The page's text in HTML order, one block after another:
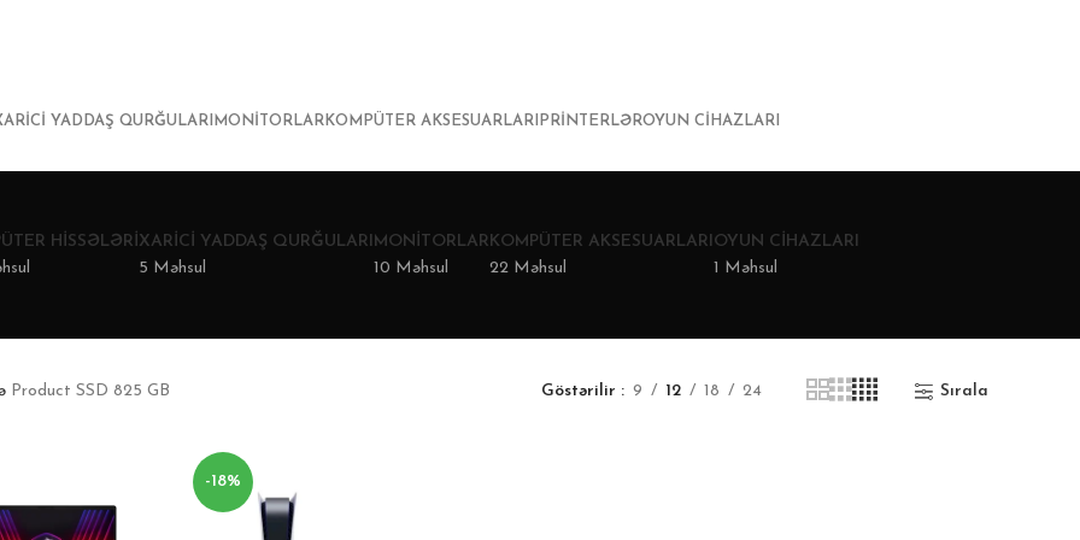
YADDAŞ QURĞULARI MONITORLAR KOMPÜTER AKSESUARLARI PRINTERLƏROYUN CIHAZLARI
HISSƏLƏRIXARICI YADDAŞ QURĞULARI
5 Məhsul
MONITORLAR
10 Məhsul
KOMPÜTER AKSESUARLARI
22 Məhsul
OYUN CIHAZLARI
1 Məhsul
Product SSD 825 GB Göstərilir 9 12 18 24 Sırala
-18%